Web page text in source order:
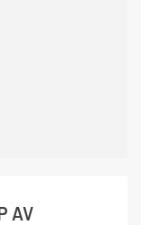
AV